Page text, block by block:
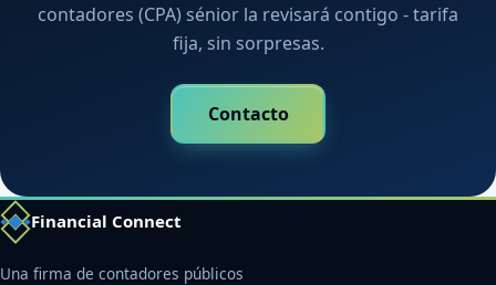
contadores (CPA) sénior la revisará contigo - tarifa
fija, sin sorpresas.
Contacto
Financial Connect
Una firma de contadores públicos